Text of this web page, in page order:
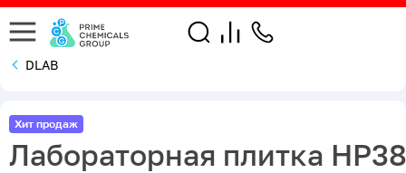
DLAB
Хит продаж
Лабораторная плитка